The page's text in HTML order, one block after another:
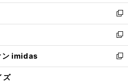
開
く
ウ
で
開
く
ン
ド
ウ
で
開
く
ウ
ィ
ン
ド
ウ
で
開
し
い
ウ
ィ
ン
ド
ウ
新
し
い
ウ
ィ
ン
新
し
い
ウ
ン imidas
新
し
ズ